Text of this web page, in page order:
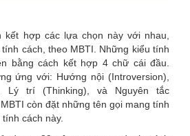
kết hợp các lựa chọn này với nhau,
cách, theo MBTI. Những kiểu tính
bằng cách kết hợp 4 chữ cái đầu.
ứng với: Hướng nội (Introversion),
Lý trí (Thinking), và Nguyên tắc
còn đặt những tên gọi mang tính
cách này.